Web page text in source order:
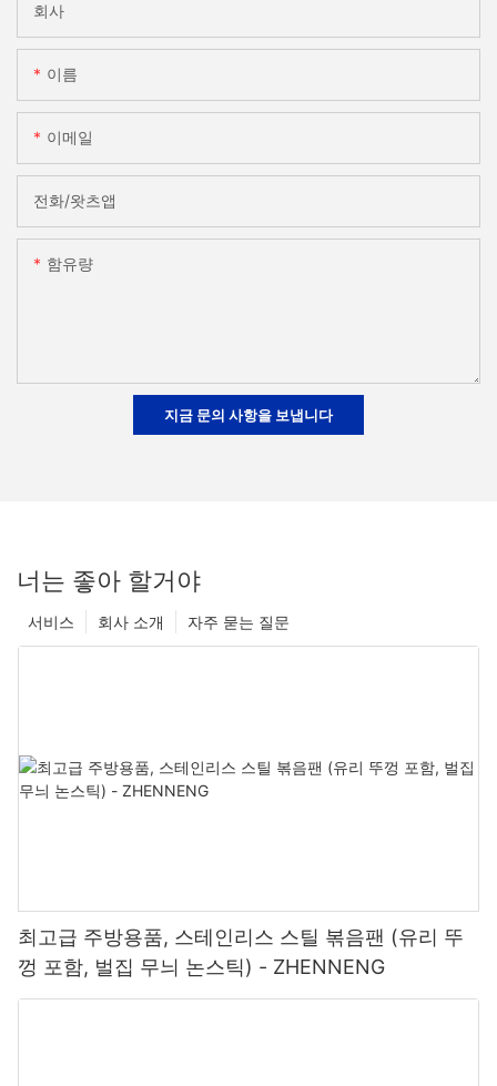
회사
이름
이메일
전화/왓츠앱
함유량
지금 문의 사항을 보냅니다
너는 좋아 할거야
자주 묻는 질문
회사 소개
서비스
최고급 주방용품, 스테인리스 스틸 볶음팬 (유리 뚜
껑 포함, 벌집 무늬 논스틱) - ZHENNENG